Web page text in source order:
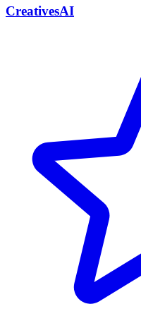
CreativesAI